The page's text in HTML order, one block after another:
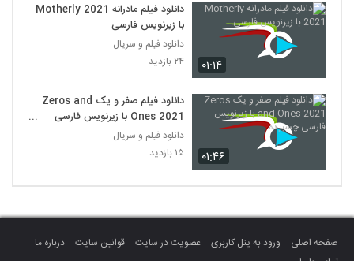
۰۱:۱۴
دانلود فیلم مادرانه Motherly 2021
با زیرنویس فارسی
دانلود فیلم و سریال
۲۴ بازدید
۰۱:۴۶
دانلود فیلم صفر و یک Zeros and
Ones 2021 با زیرنویس فارسی
چسبیده
دانلود فیلم و سریال
۱۵ بازدید
صفحه اصلی ورود به پنل کاربری عضویت در سایت قوانین سایت
درباره ما